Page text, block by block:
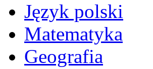
Język polski
Matematyka
Geografia